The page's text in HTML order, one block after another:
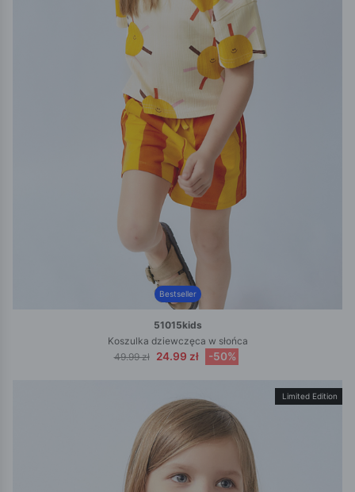
Bestseller
51015kids
Koszulka dziewczęca w słońca
49.99 zł
24.99 zł -50%
Limited Edition